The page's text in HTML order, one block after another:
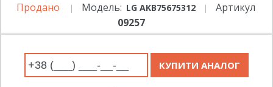
Продано Модель: LG AKB75675312
Артикул
09257